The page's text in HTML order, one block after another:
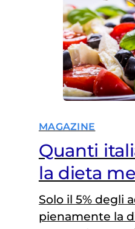
MAGAZINE
Quanti
la dieta
Solo il 5% degli
pienamente la